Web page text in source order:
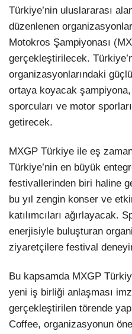
Türkiye’nin uluslararası
düzenlenen
Motokros Şampiyonası
gerçekleştirilecek.
organizasyonlarındaki
ortaya koyacak şampiyona,
sporcuları ve motor
getirecek.
MXGP Türkiye ile eş
Türkiye’nin en büyük
festivallerinden biri haline
bu yıl zengin konser ve
katılımcıları ağırlayacak.
enerjisiyle buluşturan
ziyaretçilere festival
Bu kapsamda MXGP
yeni iş birliği anlaşması
gerçekleştirilen törende
Coffee, organizasyonun